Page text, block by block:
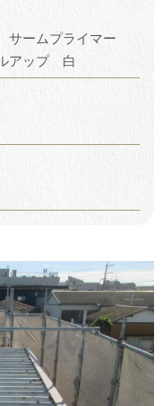
サームプライマー
アップ 白